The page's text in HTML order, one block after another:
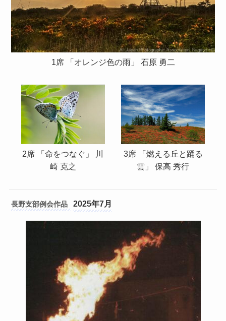
1席 「オレンジ色の雨」 石原 勇二
2席 「命をつなぐ」 川
崎 克之
3席 「燃える丘と踊る
雲」 保高 秀行
長野支部 2025年7月